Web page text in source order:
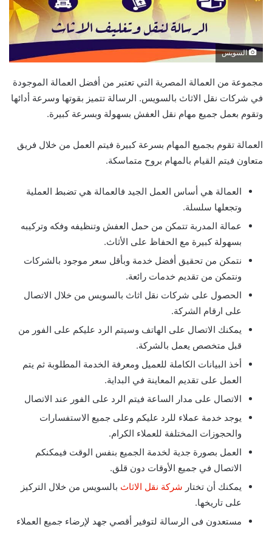
السويس
مجموعة من العمالة المصرية التي تعتبر من أفضل العمالة الموجودة
في شركات نقل الاثاث بالسويس. الرسالة تتميز بقوتها وسرعة أدائها
وتقوم بعمل جميع مهام نقل العفش بسهولة وبسرعة كبيرة.
العمالة تقوم بجميع المهام بسرعة كبيرة فيتم العمل من خلال فريق
متعاون فيتم القيام بالمهام بروح متماسكة.
العمالة هي أساس العمل الجيد فالعمالة هي تضبط العملية
وتجعلها سلسلة.
عمالة المدربة تتمكن من حمل العفش وتنظيفه وفكه وتركيبه
بسهولة كبيرة مع الحفاظ على الأثاث.
نتمكن من تحقيق أفضل خدمة وبأقل سعر موجود بالشركات
ونتمكن من تقديم خدمات رائعة.
الحصول على شركات نقل اثاث بالسويس من خلال الاتصال
على ارقام الشركة.
يمكنك الاتصال على الهاتف وسيتم الرد عليكم على الفور من
قبل متخصص يعمل بالشركة.
أخذ البيانات الكاملة للعميل ومعرفة الخدمة المطلوبة ثم يتم
العمل على تقديم المعاينة في البداية.
الاتصال على مدار الساعة فيتم الرد على الفور عند الاتصال
يوجد خدمة عملاء للرد عليكم وعلى جميع الاستفسارات
والحجوزات المختلفة للعملاء الكرام.
العمل بصورة جدية لخدمة الجميع بنفس الوقت فيمكنكم
الاتصال في جميع الأوقات دون قلق.
يمكنك أن تختار شركة نقل الاثاث بالسويس من خلال التركيز
على تاريخها.
مستعدون فى الرسالة لتوفير أقصي جهد لإرضاء جميع العملاء